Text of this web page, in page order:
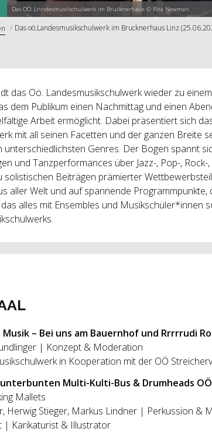
Das OÖ. Lnndesmusilschulwerk im Brucknerhaus © Rita Newman
Das oö.Landesmusikschulwerk im Brucknerhaus Linz
das Oö. Landesmusikschulwerk wieder zu
dem Publikum einen Nachmittag und einen
Arbeit ermöglicht. Dabei präsentiert sich
mit all seinen Facetten und der ganzen Breite
unterschiedlichsten Genres. Der Bogen spannt
und Tanzperformances über Jazz-, Pop-, Rock-
solistischen Beiträgen prämierter
aller Welt und auf spannende Programmpunkte,
alles mit Ensembles und Musikschüler*innen
Musik – Bei uns am Bauernhof und Rrrrrudi
| Konzept & Moderation
in Kooperation mit der OÖ
Multi-Kulti-Bus & Drumheads OÖ
Mallets
Stieger, Markus Lindner | Perkussion &
& Illustrator